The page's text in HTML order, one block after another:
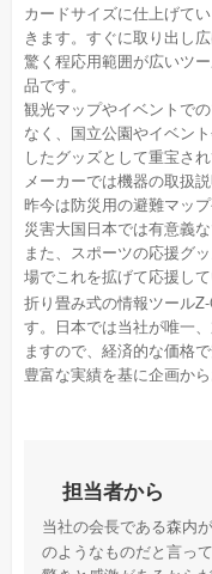
カードサイズに仕上げて
きます。すぐに取り出し
驚く程応用範囲が広いツ
品です。
観光マップやイベントで
なく、国立公園やイベン
したグッズとして重宝され
メーカーでは機器の取扱
昨今は防災用の避難マッ
災害大国日本では有意義
また、スポーツの応援グ
場でこれを拡げて応援し
折り畳み式の情報ツール
す。日本では当社が唯一
ますので、経済的な価格
豊富な実績を基に企画か
担当者から
当社の会長である森内
のようなものだと言っ